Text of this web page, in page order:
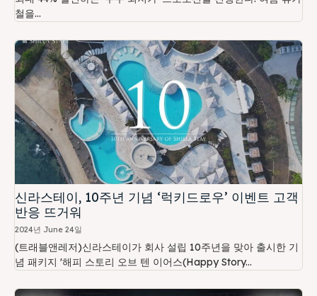
철을...
신라스테이, 10주년 기념 ‘럭키드로우’ 이벤트 고객
반응 뜨거워
2024년 June 24일
(트래블앤레저)신라스테이가 회사 설립 10주년을 맞아 출시한 기
념 패키지 '해피 스토리 오브 텐 이어스(Happy Story...